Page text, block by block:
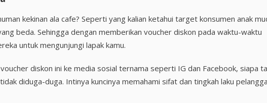
kekinan ala cafe? Seperti yang kalian ketahui target konsumen anak
beda. Sehingga dengan memberikan voucher diskon pada waktu-waktu
untuk mengunjungi lapak kamu.
diskon ini ke media sosial ternama seperti IG dan Facebook, siapa
diduga-duga. Intinya kuncinya memahami sifat dan tingkah laku